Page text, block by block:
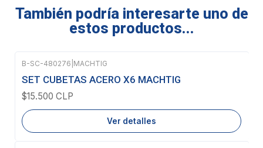
También podría interesarte uno de
estos productos...
Agotado
B-SC-480276 MACHTIG
SET CUBETAS ACERO X6 MACHTIG
$15.500 CLP
Ver detalles